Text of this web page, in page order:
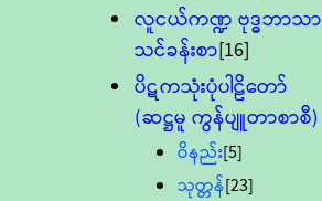
လူငယ်ကဏ္ဍ ဗုဒ္ဓဘာသာ
သင်ခန်းစာ[16]
ပိဋကသုံးပုံပါဠိတော်
(ဆဋ္ဌမူ ကွန်ပျူတာစာစီ)
ဝိနည်း[5]
သုတ္တန်[23]